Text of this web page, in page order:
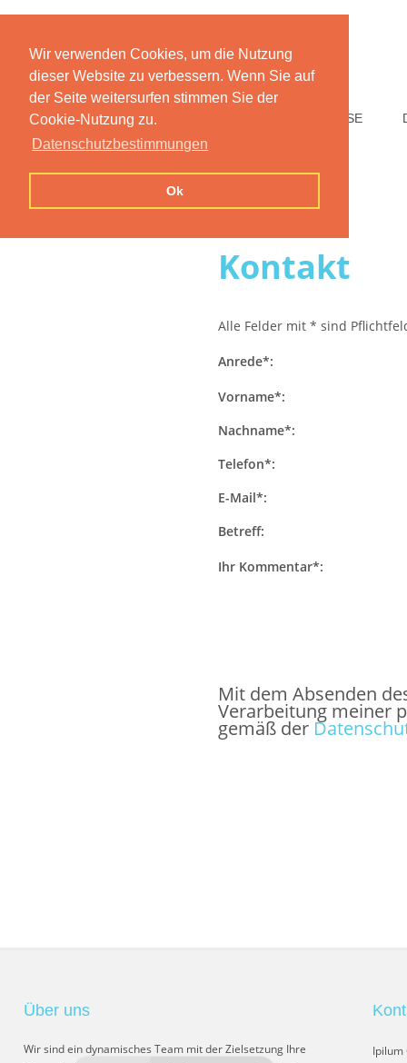
Wir verwenden Cookies, um die Nutzung
dieser Website zu verbessern. Wenn Sie auf
der Seite weitersurfen stimmen Sie der
Cookie-Nutzung zu.
Datenschutzbestimmungen
Ok
HOME PREISE
Kontakt
Alle Felder mit * sind
Anrede*:
Vorname*:
Nachname*:
Telefon*:
E-Mail*:
Betreff:
Ihr Kommentar*:
Mit dem Absenden
Verarbeitung meiner
gemäß der
Über uns
Wir sind ein dynamisches Team mit der Zielsetzung Ihre
Ipilum